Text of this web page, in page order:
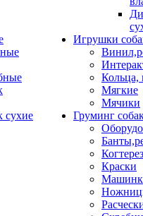
сухие
Игрушки
Кольца,
Мягкие
Мячики
Груминг
Краски